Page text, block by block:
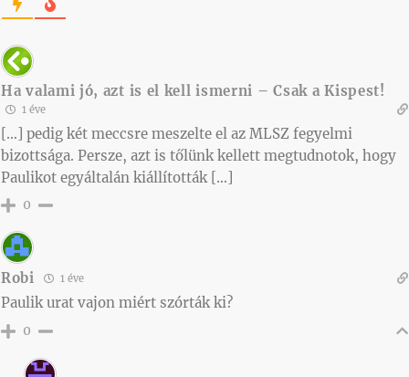
Ha valami jó, azt is el kell ismerni – Csak a Kispest!
1 éve
[…] pedig két meccsre meszelte el az MLSZ fegyelmi
bizottsága. Persze, azt is tőlünk kellett megtudnotok, hogy
Paulikot egyáltalán kiállították […]
0
Robi 1 éve
Paulik urat vajon miért szórták ki?
0